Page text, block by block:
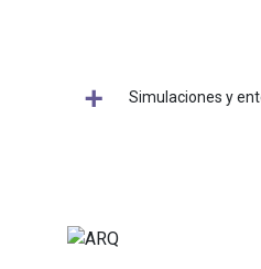
Simulaciones y